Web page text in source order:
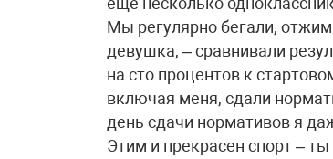
Мы регулярно бегали,
девушка, – сравнивали
на сто процентов к
включая меня, сдали
день сдачи нормативов я
Этим и прекрасен спорт –